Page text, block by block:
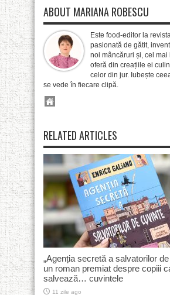
ABOUT MARIANA ROBESCU
Este food-editor la
pasionată de gătit,
noi mâncăruri și, cel mai
oferă din creațiile ei
celor din jur. Iubește
se vede în fiecare clipă.
RELATED ARTICLES
„Agenția secretă a salvatorilor
un roman premiat despre copiii
salvează… cuvintele
11 zile ago